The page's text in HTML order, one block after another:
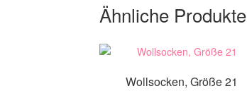
Ähnliche Produkte
Wollsocken, Größe 21